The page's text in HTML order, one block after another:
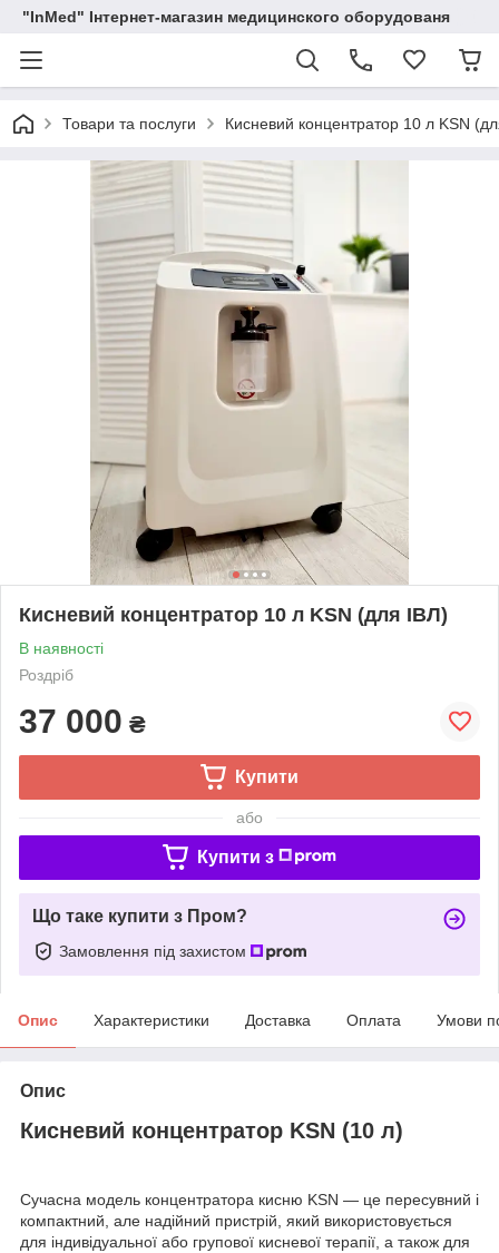
"InMed" Інтернет-магазин медицинского оборудованя
Товари та послуги Кисневий концентратор 10 л KSN
Кисневий концентратор 10 л KSN (для ІВЛ)
В наявності
Роздріб
37 000 ₴
Купити
або
Купити з
Що таке купити з Пром?
Замовлення під захистом
Опис Характеристики Доставка Оплата Умови
Опис
Кисневий концентратор KSN (10 л)
Сучасна модель концентратора кисню KSN — це пересувний і
компактний, але надійний пристрій, який використовується
для індивідуальної або групової кисневої терапії, а також для